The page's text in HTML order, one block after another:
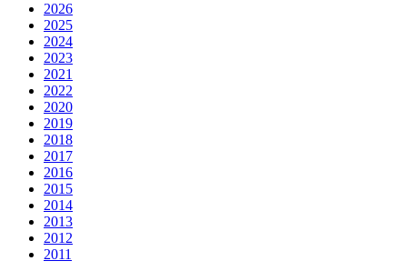
2026
2025
2024
2023
2021
2022
2020
2019
2018
2017
2016
2015
2014
2013
2012
2011